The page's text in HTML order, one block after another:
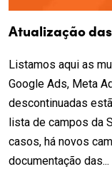
Atualização
Listamos aqui as
Google Ads, Meta
descontinuadas
lista de campos da
casos, há novos
documentação das...